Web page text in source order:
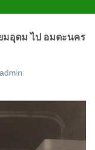
มอุดม ไป อมตะนคร
admin